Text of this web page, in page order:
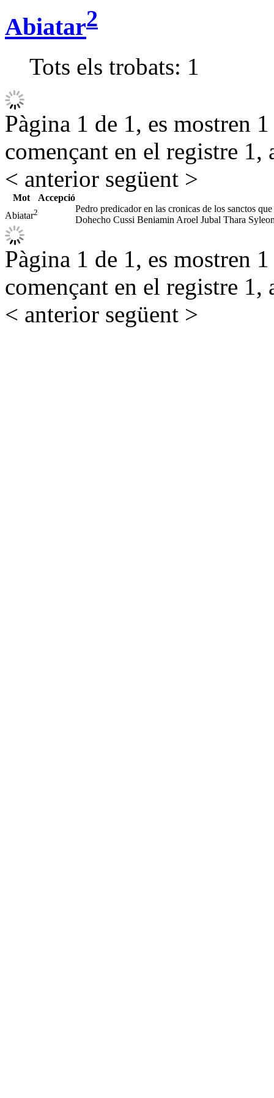
Abiatar2
Tots els trobats: 1
Pàgina 1 de 1, es mostren
començant en el registre 1,
< anterior següent >
Mot
Accepció
Abiatar2
Pedro predicador en las cronicas de los sanctos
Dohecho Cussi Beniamin Aroel Jubal Thara
Pàgina 1 de 1, es mostren
començant en el registre 1,
< anterior següent >